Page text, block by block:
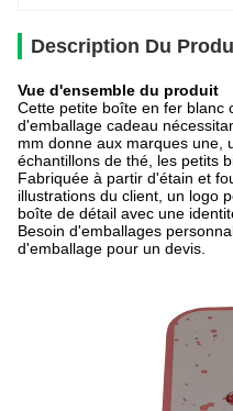
Description Du
Vue d'ensemble du produit
Cette petite boîte en fer blanc
d'emballage cadeau
mm donne aux marques une,
échantillons de thé, les petits
Fabriquée à partir d'étain et
illustrations du client, un logo
boîte de détail avec une
Besoin d'emballages
d'emballage pour un devis.